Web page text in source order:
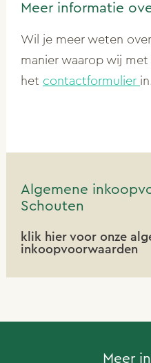
Meer informatie
Wil je meer weten
manier waarop wij met
het contactformulier
Algemene
Schouten
klik hier voor onze
inkoopvoorwaarden
Meer